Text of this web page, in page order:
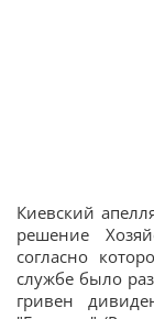
Киевский
решение
согласно
службе было
гривен